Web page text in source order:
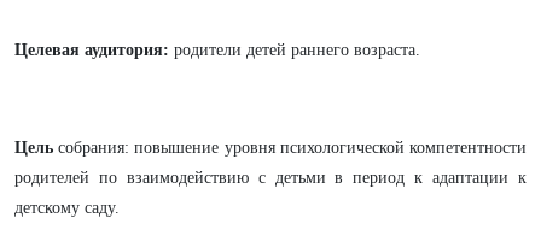
Целевая аудитория: родители детей раннего возраста.
Цель собрания: повышение уровня психологической компетентности
родителей по взаимодействию с детьми в период к адаптации к
детскому саду.